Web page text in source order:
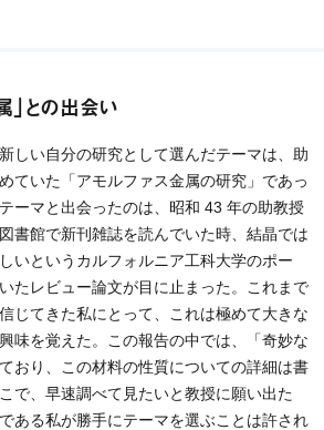
」との出会い
しい自分の研究として選んだテーマは、助
ていた「アモルファス金属の研究」であっ
ーマと出会ったのは、昭和 43 年の助教授
書館で新刊雑誌を読んでいた時、結晶では
いというカルフォルニア工科大学のポー
たレビュー論文が目に止まった。これまで
じてきた私にとって、これは極めて大きな
味を覚えた。この報告の中では、「奇妙な
おり、この材料の性質についての詳細は書
で、早速調べて見たいと教授に願い出た
ある私が勝手にテーマを選ぶことは許され